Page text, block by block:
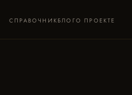
СПРАВОЧНИКБЛОГО ПРОЕКТЕ